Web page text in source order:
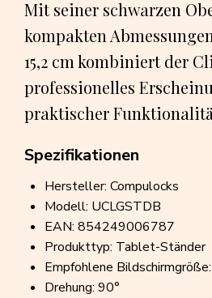
Mit seiner schwarzen
kompakten Abmessungen
15,2 cm kombiniert der
professionelles
praktischer
Spezifikationen
Hersteller: Compulocks
Modell: UCLGSTDB
EAN: 854249006787
Produkttyp: Tablet-Ständer
Empfohlene
Drehung: 90°